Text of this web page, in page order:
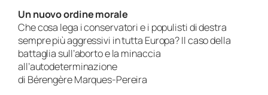
Un nuovo ordine morale
Che cosa lega i conservatori e i populisti di destra
sempre più aggressivi in tutta Europa? Il caso della
battaglia sull’aborto e la minaccia
all’autodeterminazione
di Bérengère Marques-Pereira